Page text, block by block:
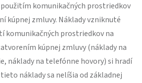
použitím komunikačných prostriedkov
kúpnej zmluvy. Náklady vzniknuté
komunikačných prostriedkov na
kúpnej zmluvy (náklady na
náklady na telefónne hovory) si hradí
náklady sa nelíšia od základnej